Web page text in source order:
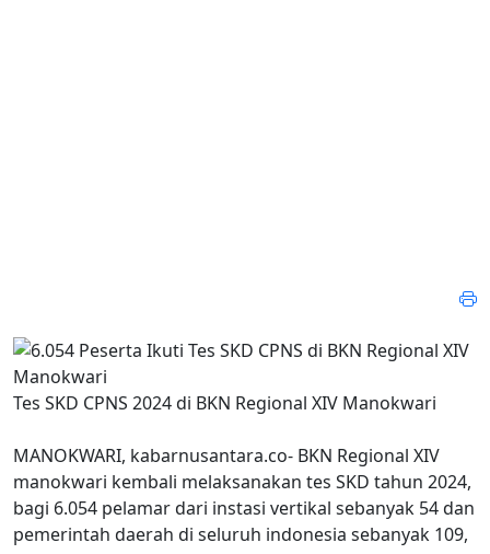
Tes SKD CPNS 2024 di BKN Regional XIV Manokwari
MANOKWARI, kabarnusantara.co- BKN Regional XIV
manokwari kembali melaksanakan tes SKD tahun 2024,
bagi 6.054 pelamar dari instasi vertikal sebanyak 54 dan
pemerintah daerah di seluruh indonesia sebanyak 109,